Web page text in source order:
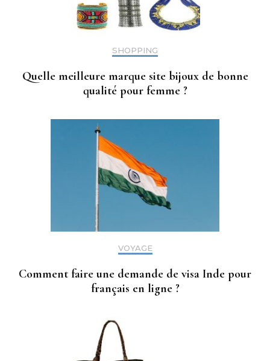
SHOPPING
Quelle meilleure marque site bijoux de bonne
qualité pour femme ?
VOYAGE
Comment faire une demande de visa Inde pour
français en ligne ?